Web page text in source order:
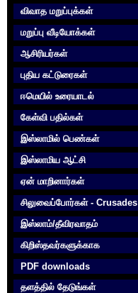
விவாத மறுப்புக்கள்
மறுப்பு வீடியோக்கள்
ஆசிரியர்கள்
புதிய கட்டுரைகள்
ஈமெயில் உரையாடல்
கேள்வி பதில்கள்
இஸ்லாமில் பெண்கள்
இஸ்லாமிய ஆட்சி
ஏன் மாறினார்கள்
சிலுவைப்போர்கள் - Crusades
இஸ்லாம்/தீவிரவாதம்
கிறிஸ்தவர்களுக்காக‌
PDF downloads
தளத்தில் தேடுங்கள்